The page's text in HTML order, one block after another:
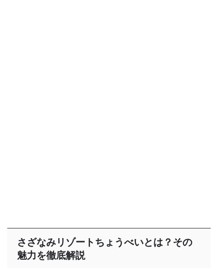
さざなみリゾートちょうべいとは？その
魅力を徹底解説